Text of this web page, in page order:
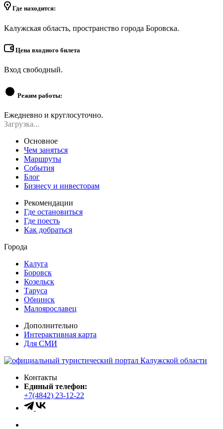
Где находится:
Калужская область, пространство города Боровска.
Цена входного билета
Вход свободный.
Режим работы:
Ежедневно и круглосуточно.
Загрузка...
Основное
Чем заняться
Маршруты
События
Блог
Бизнесу и инвесторам
Рекомендации
Где остановиться
Где поесть
Как добраться
Города
Калуга
Боровск
Козельск
Таруса
Обнинск
Малоярославец
Дополнительно
Интерактивная карта
Для СМИ
Контакты
Единый телефон:
+7(4842) 23-12-22